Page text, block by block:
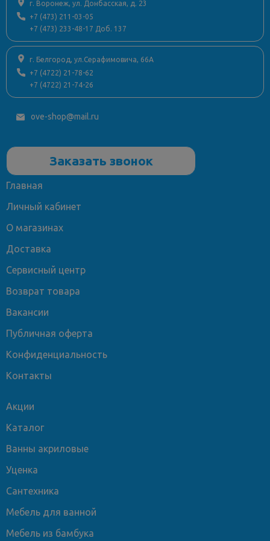
г. Воронеж, ул. Донбасская, д. 23
+7 (473) 211-03-05
+7 (473) 233-48-17 Доб. 137
г. Белгород, ул.Серафимовича, 66А
+7 (4722) 21-78-62
+7 (4722) 21-74-26
ove-shop@mail.ru
Заказать звонок
Главная
Личный кабинет
О магазинах
Доставка
Сервисный центр
Возврат товара
Вакансии
Публичная оферта
Конфиденциальность
Контакты
Акции
Каталог
Ванны акриловые
Уценка
Сантехника
Мебель для ванной
Мебель из бамбука